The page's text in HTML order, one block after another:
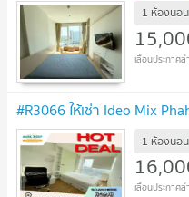
1 ห้องนอน
#R3066 ให้เช่า Ideo Mix
1 ห้องนอน